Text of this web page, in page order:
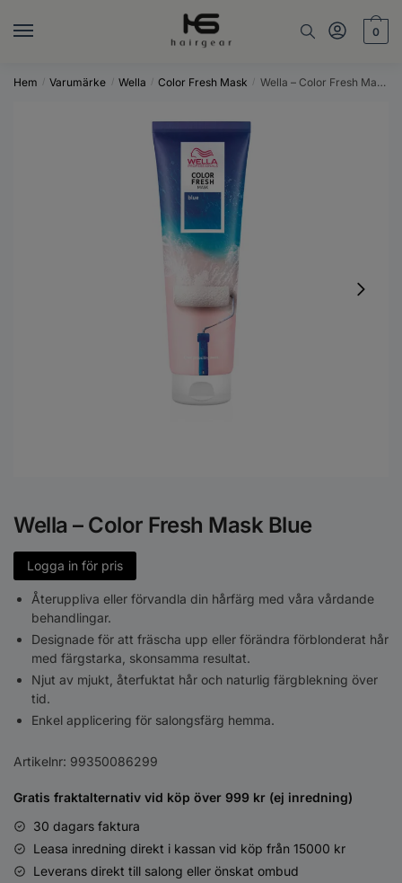
0
Hem / Varumärke / Wella / Color Fresh Mask / Wella – Color Fresh Mask Blue
Wella – Color Fresh Mask Blue
Logga in för pris
Återuppliva eller förvandla din hårfärg med våra vårdande
behandlingar.
Designade för att fräscha upp eller förändra förblonderat hår
med färgstarka, skonsamma resultat.
Njut av mjukt, återfuktat hår och naturlig färgblekning över
tid.
Enkel applicering för salongsfärg hemma.
Artikelnr: 99350086299
Gratis fraktalternativ vid köp över 999 kr (ej inredning)
30 dagars faktura
Leasa inredning direkt i kassan vid köp från 15000 kr
Leverans direkt till salong eller önskat ombud